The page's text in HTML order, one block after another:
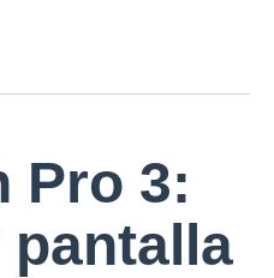
Pro 3:
pantalla